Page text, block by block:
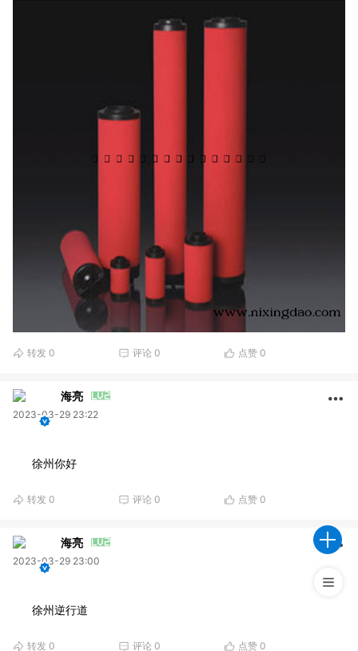
转发 0 评论 0 点赞 0
海亮
2023-03-29 23:22
徐州你好
转发 0 评论 0 点赞 0
海亮
2023-03-29 23:00
徐州逆行道
转发 0 评论 0 点赞 0